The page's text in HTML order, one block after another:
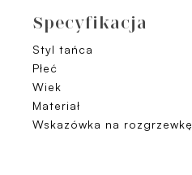
Specyfikacja
Styl tańca
Płeć
Wiek
Materiał
Wskazówka na rozgrzewkę